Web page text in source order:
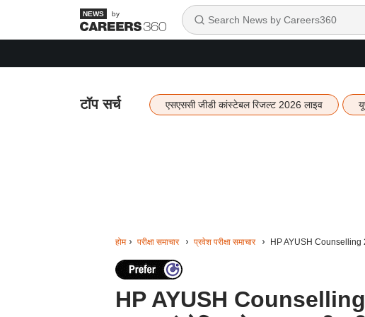
by
टॉप सर्च एसएससी जीडी कांस्टेबल रिजल्ट 2026 लाइव
होम परीक्षा समाचार प्रवेश परीक्षा समाचार HP AYUSH Counselling
HP AYUSH Counselling